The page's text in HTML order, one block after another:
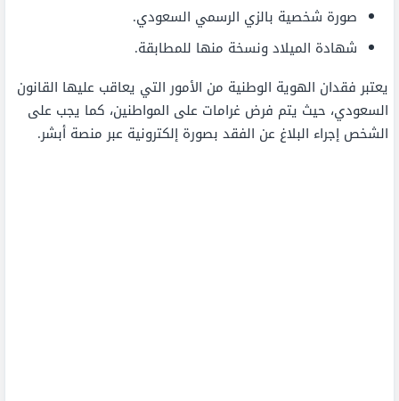
صورة شخصية بالزي الرسمي السعودي.
شهادة الميلاد ونسخة منها للمطابقة.
يعتبر فقدان الهوية الوطنية من الأمور التي يعاقب عليها القانون
السعودي، حيث يتم فرض غرامات على المواطنين، كما يجب على
الشخص إجراء البلاغ عن الفقد بصورة إلكترونية عبر منصة أبشر.